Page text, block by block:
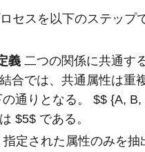
セスを以下のステップ
義二つの関係に共通す
合では、共通属性は重
通りとなる。 $$ {A,
$5$ である。
指定された属性のみを抽